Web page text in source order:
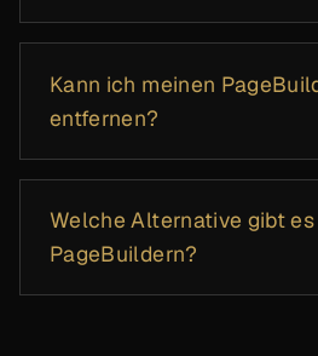
Kann ich meinen
entfernen?
Welche Alternative gibt es
PageBuildern?